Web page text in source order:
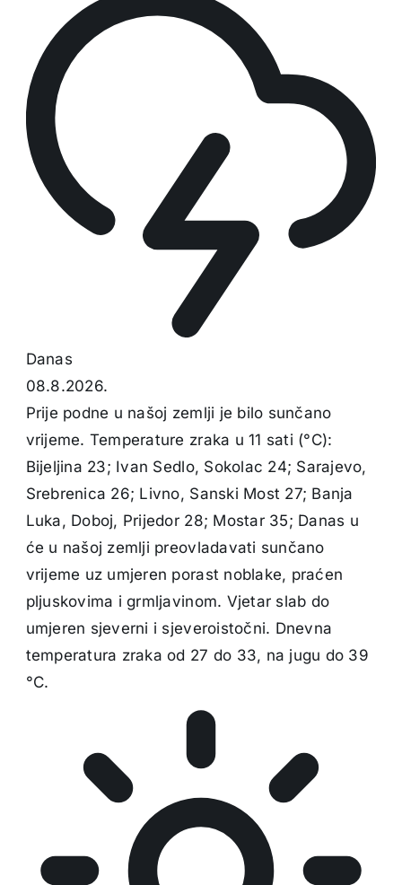
Danas
08.8.2026.
Prije podne u našoj zemlji je bilo sunčano
vrijeme. Temperature zraka u 11 sati (°C):
Bijeljina 23; Ivan Sedlo, Sokolac 24; Sarajevo,
Srebrenica 26; Livno, Sanski Most 27; Banja
Luka, Doboj, Prijedor 28; Mostar 35; Danas u
će u našoj zemlji preovladavati sunčano
vrijeme uz umjeren porast noblake, praćen
pljuskovima i grmljavinom. Vjetar slab do
umjeren sjeverni i sjeveroistočni. Dnevna
temperatura zraka od 27 do 33, na jugu do 39
°C.